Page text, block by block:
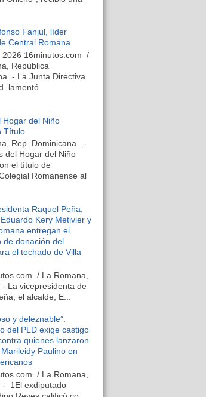
Fanjul, líder
Central Romana
2026 16minutos.com /
República
- La Junta Directiva
lamentó
Hogar del Niño
Título
Rep. Dominicana. .-
del Hogar del Niño
el título de
Romanense al
Raquel Peña,
Kery Metivier y
entregan el
de donación del
el techado de Villa
/ La Romana,
La vicepresidenta de
el alcalde, E...
y deleznable”:
del PLD exige castigo
quienes lanzaron
Paulino en
/ La Romana,
- 1El exdiputado